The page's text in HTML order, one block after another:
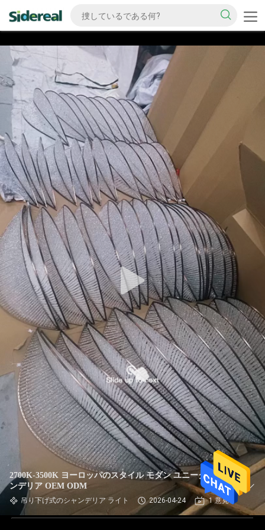
2700K-3500K ヨーロッパのスタイル モダン ユニークなチェ
ンデリア OEM ODM
吊り下げ式のシャンデリア ライト 2026-04-24 1 意見